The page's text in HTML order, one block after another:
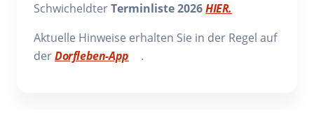
SchwicheldterTerminliste 2026HIER.
Aktuelle Hinweise erhalten Sie in der Regel auf
derDorfleben-App .